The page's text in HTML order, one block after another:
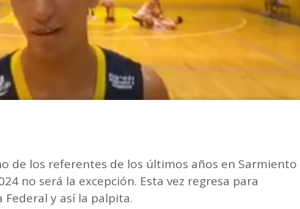
de los referentes de los últimos años en Sarmiento
no será la excepción. Esta vez regresa para
y así la palpita.